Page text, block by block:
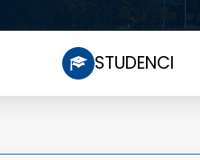
STUDENCI